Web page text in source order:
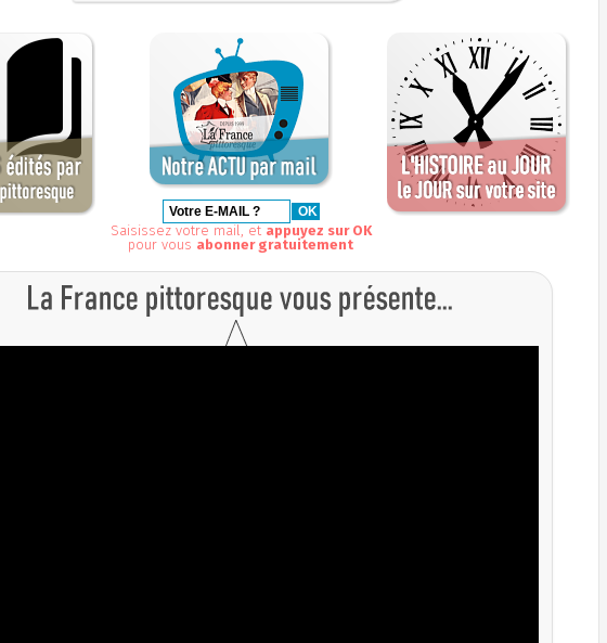
Saisissez votre mail, et appuyez sur OK
pour vous abonner gratuitement